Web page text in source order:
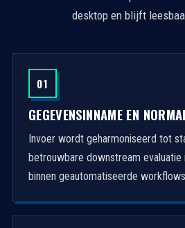
desktop en blijft
01
GEGEVENSINNAME EN
Invoer wordt geharmoniseerd tot
betrouwbare downstream
binnen geautomatiseerde